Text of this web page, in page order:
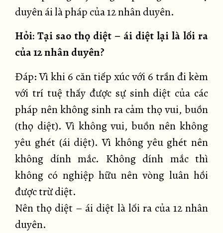
duyên ái là pháp của 12 nhân duyên.
Hỏi: Tại sao thọ diệt – ái diệt lại là lối ra
của 12 nhân duyên?
Đáp: Vì khi 6 căn tiếp xúc với 6 trần đi kèm
với trí tuệ thấy được sự sinh diệt của các
pháp nên không sinh ra cảm thọ vui, buồn
(thọ diệt). Vì không vui, buồn nên không
yêu ghét (ái diệt). Vì không yêu ghét nên
không dính mắc. Không dính mắc thì
không có nghiệp hữu nên vòng luân hồi
được trừ diệt.
Nên thọ diệt – ái diệt là lối ra của 12 nhân
duyên.